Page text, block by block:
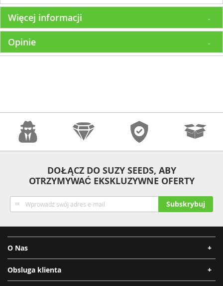
Więcej informacji
Opinie
Wysyłka
DOŁĄCZ DO SUZY SEEDS, ABY
OTRZYMYWAĆ EKSKLUZYWNE OFERTY
Subskrybuj
nasz
Subskrybuj
O Nas
Obsluga klienta